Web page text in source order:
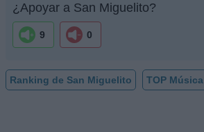
¿Apoyar a San Miguelito?
9 0
Ranking de San Miguelito TOP Música